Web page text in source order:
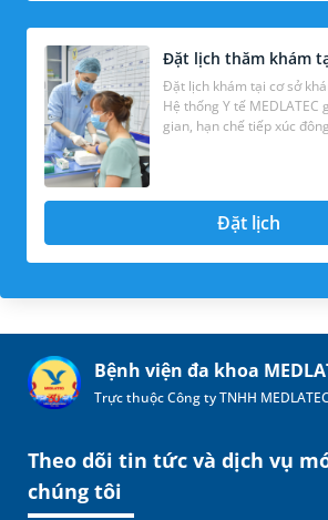
Đặt lịch thăm khám
Đặt lịch khám tại cơ sở
Hệ thống Y tế MEDLATEC
gian, hạn chế
Đặt lịch
Bệnh viện đa khoa
Trực thuộc Công ty TNHH
Theo dõi tin tức và dịch vụ
chúng tôi